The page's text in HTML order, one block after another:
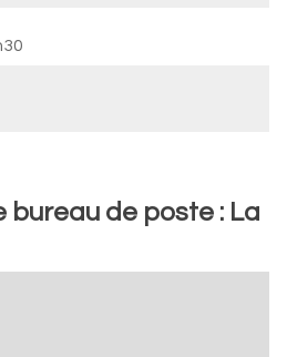
bureau de poste : La